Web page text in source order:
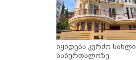
იყიდება კერძო სახლი
საბურთალოზე